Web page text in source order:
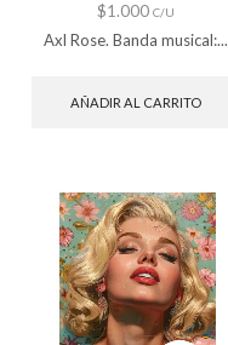
$1.000 C/U
Axl Rose. Banda musical:...
AÑADIR AL CARRITO